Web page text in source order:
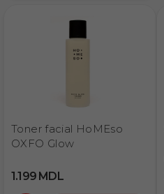
Toner facial HoMEso
OXFO Glow
1.199 MDL